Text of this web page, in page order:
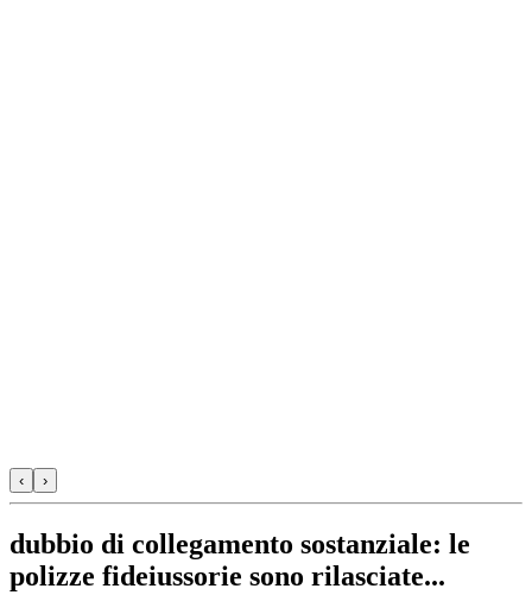
‹ ›
dubbio di collegamento sostanziale: le
polizze fideiussorie sono rilasciate...